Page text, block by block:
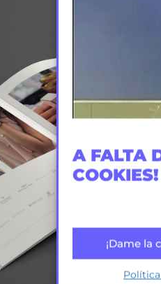
A FALTA
COOKIES!
¡Dame la